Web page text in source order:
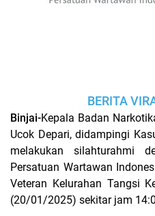
BERITA
Binjai-Kepala Badan
Ucok Depari, didampingi
melakukan silahturahmi
Persatuan Wartawan
Veteran Kelurahan Tangsi
(20/01/2025) sekitar jam